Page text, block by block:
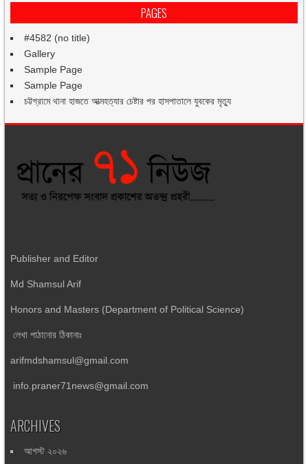
PAGES
#4582 (no title)
Gallery
Sample Page
Sample Page
চট্টগ্রামে থানা হাজতে আত্মহত্যার চেষ্টার পর হাসপাতালে যুবকের মৃত্যু
Publisher and Editor
Md Shamsul Arif
Honors and Masters (Department of Political Science)
লেখা পাঠানোর ঠিকানাঃ
arifmdshamsul@gmail.com
info.praner71news@gmail.com
ARCHIVES
আগস্ট ২০২৬